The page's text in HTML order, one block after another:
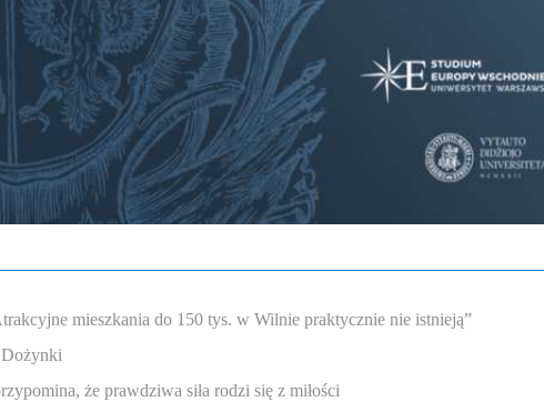
mieszkania do 150 tys. w Wilnie praktycznie nie istnieją”
że prawdziwa siła rodzi się z miłości